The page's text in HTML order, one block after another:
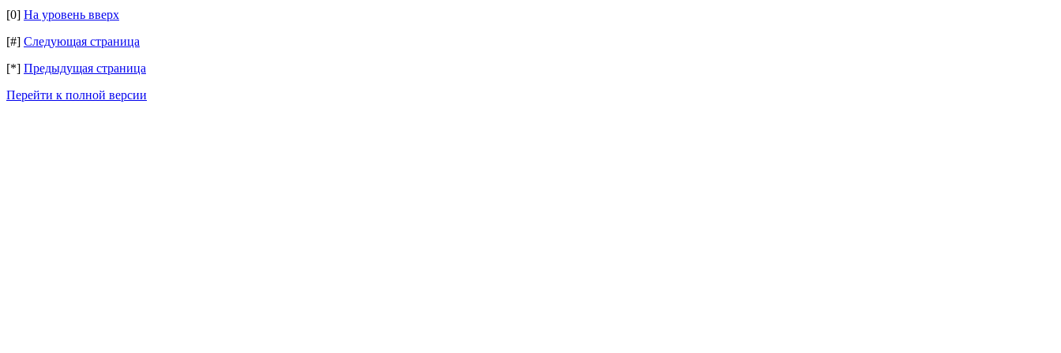
[0] На уровень вверх
[#] Следующая страница
[*] Предыдущая страница
Перейти к полной версии